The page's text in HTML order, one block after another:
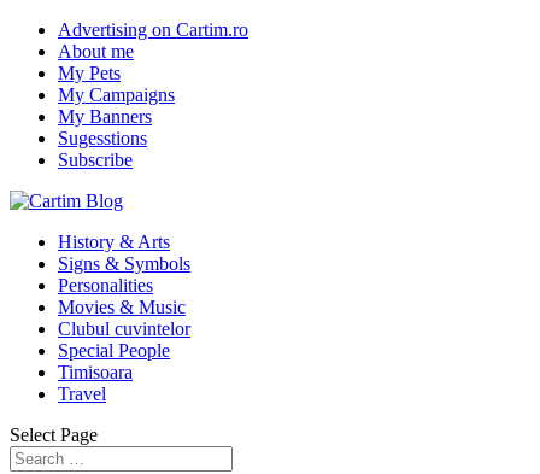
Advertising on Cartim.ro
About me
My Pets
My Campaigns
My Banners
Sugesstions
Subscribe
History & Arts
Signs & Symbols
Personalities
Movies & Music
Clubul cuvintelor
Special People
Timisoara
Travel
Select Page